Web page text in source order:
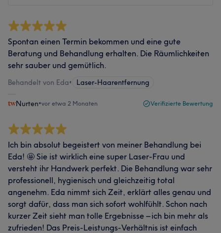
Spontan einen Termin bekommen und eine gute
Beratung und Behandlung erhalten. Die Räumlichkeiten
sehr sauber und gemütlich.
Behandelt von Eda• Laser-Haarentfernung
Nurten•vor etwa 2 Monaten Verifizierte Bewertung
Ich bin absolut begeistert von meiner Behandlung bei
Eda! 🤩 Sie ist wirklich eine super Laser-Frau und
versteht ihr Handwerk perfekt. Die Behandlung war sehr
professionell, hygienisch und gleichzeitig total
angenehm. Eda nimmt sich Zeit, erklärt alles genau und
sorgt dafür, dass man sich sofort wohlfühlt. Schon nach
kurzer Zeit sieht man tolle Ergebnisse – ich bin mehr als
zufrieden! Das Preis-Leistungs-Verhältnis ist einfach